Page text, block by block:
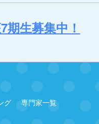
期生募集中！
グ
専門家一覧